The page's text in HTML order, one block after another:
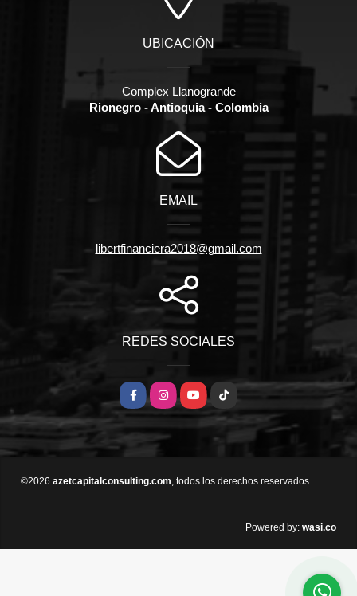
UBICACIÓN
Complex Llanogrande
Rionegro - Antioquia - Colombia
EMAIL
libertfinanciera2018@gmail.com
REDES SOCIALES
FacebookInstagramYouTube
TikTok
©2026 azetcapitalconsulting.com , todos los derechos reservados.
Powered by: wasi.co